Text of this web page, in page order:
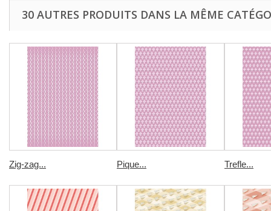
30 AUTRES PRODUITS DANS LA MÊME
Zig-zag... Pique... Trefle...